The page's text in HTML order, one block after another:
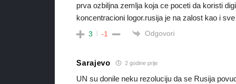
prva ozbiljna zemlja koja ce poceti da koristi
koncentracioni logor.rusija je na zalost kao i
3 -1 Odgovori
Sarajevo 2 godine prije
UN su donile neku rezoluciju da se Rusija